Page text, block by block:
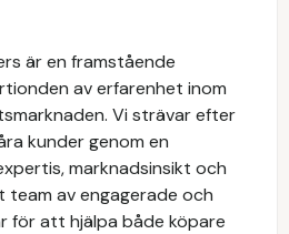
är en framstående
av erfarenhet inom
Vi strävar efter
kunder genom en
marknadsinsikt och
team av engagerade och
för att hjälpa både köpare